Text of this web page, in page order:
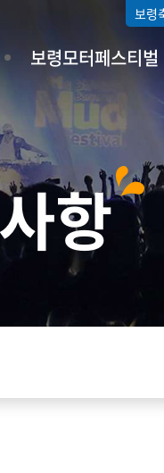
보령모터페스티벌
보령
항